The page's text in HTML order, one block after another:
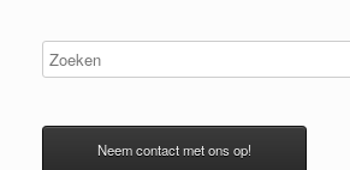
Neem contact met ons op!